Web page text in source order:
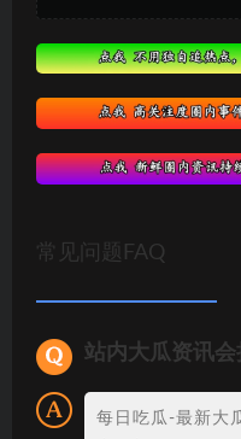
常见问题FAQ
站内大瓜资讯会
每日吃瓜-最新大